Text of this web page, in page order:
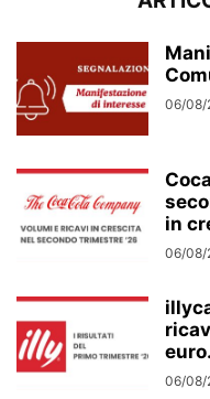
06/08/
in
06/08/
06/08/